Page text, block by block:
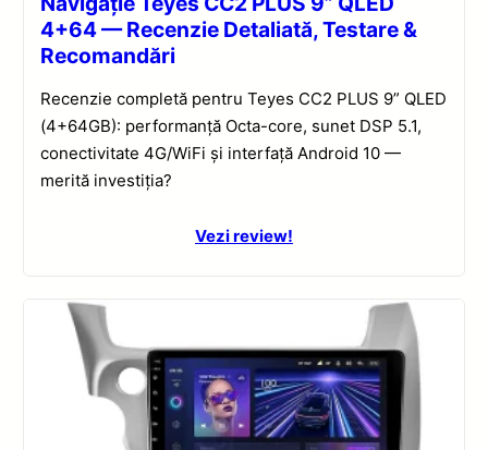
4+64 — Recenzie Detaliată, Testare &
Recomandări
Recenzie completă pentru Teyes CC2 PLUS 9” QLED
(4+64GB): performanță Octa-core, sunet DSP 5.1,
conectivitate 4G/WiFi și interfață Android 10 —
merită investiția?
Vezi review!